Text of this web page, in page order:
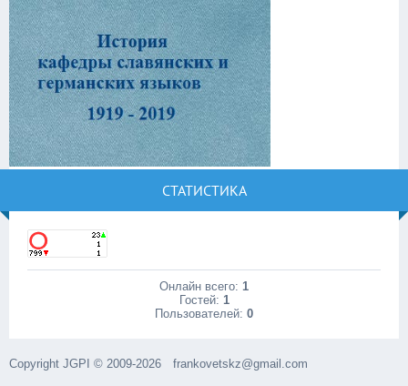
СТАТИСТИКА
Онлайн всего: 1
Гостей: 1
Пользователей: 0
Copyright JGPI © 2009-2026 frankovetskz@gmail.com